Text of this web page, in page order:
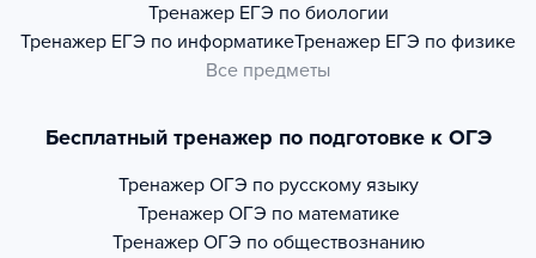
Тренажер ЕГЭ по биологии
Тренажер ЕГЭ по информатикеТренажер ЕГЭ по физике
Все предметы
Бесплатный тренажер по подготовке к ОГЭ
Тренажер ОГЭ по русскому языку
Тренажер ОГЭ по математике
Тренажер ОГЭ по обществознанию